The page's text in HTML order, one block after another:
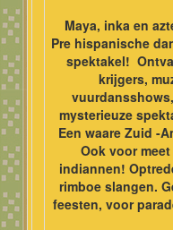
Maya, inka en
Pre hispanische
spektakel!
krijgers,
mysterieuze
Een waare Zuid -
Ook voor
indiannen!
rimboe slangen.
feesten, voor